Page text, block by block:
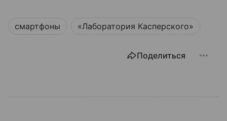
смартфоны «Лаборатория Касперского»
Поделиться